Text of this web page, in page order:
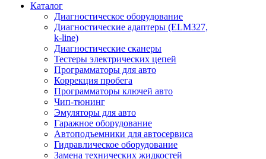
Каталог
Диагностическое оборудование
Диагностические адаптеры (ELM327,
k-line)
Диагностические сканеры
Тестеры электрических цепей
Программаторы для авто
Коррекция пробега
Программаторы ключей авто
Чип-тюнинг
Эмуляторы для авто
Гаражное оборудование
Автоподъемники для автосервиса
Гидравлическое оборудование
Замена технических жидкостей